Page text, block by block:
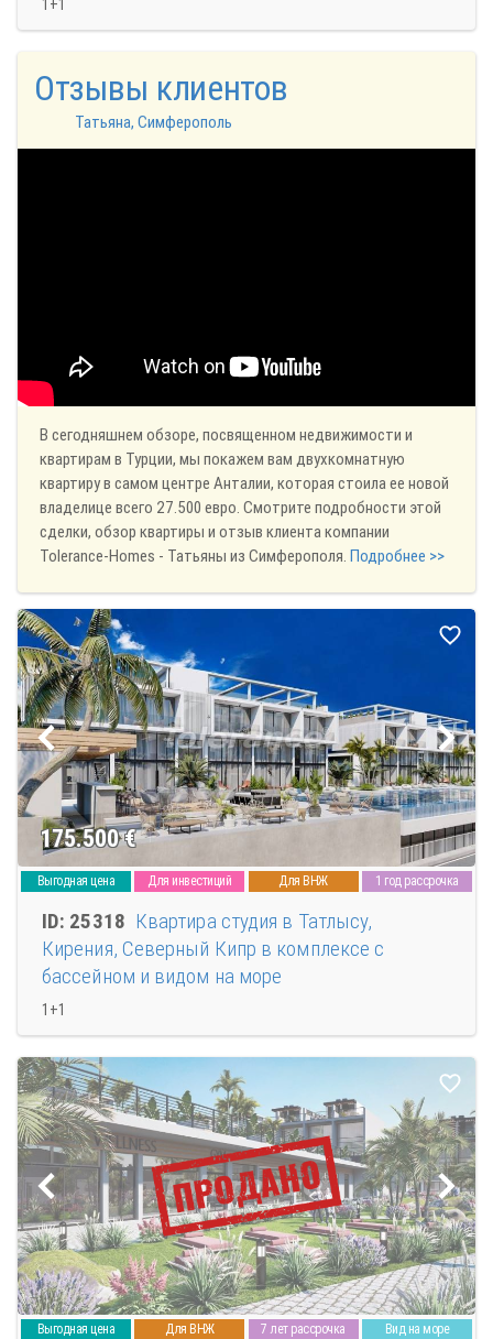
1+1
Отзывы клиентов
Татьяна, Симферополь
В сегодняшнем обзоре, посвященном недвижимости и
квартирам в Турции, мы покажем вам двухкомнатную
квартиру в самом центре Анталии, которая стоила ее новой
владелице всего 27.500 евро. Смотрите подробности этой
сделки, обзор квартиры и отзыв клиента компании
Tolerance-Homes - Татьяны из Симферополя. Подробнее >>
175.500€
Выгодная цена Для инвестиций Для ВНЖ 1 год рассрочка
ID: 25318 Квартира студия в Татлысу,
Кирения, Северный Кипр в комплексе с
бассейном и видом на море
1+1
Выгодная цена Для ВНЖ 7 лет рассрочка Вид на море